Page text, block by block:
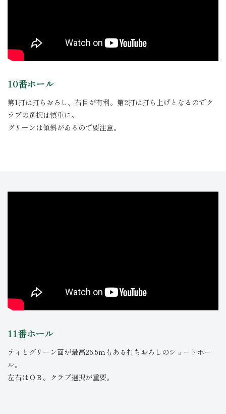
10番ホール
第1打は打ちおろし、右目が有利。第2打は打ち上げとなるのでク
ラブの選択は慎重に。
グリーンは傾斜があるので要注意。
11番ホール
ティとグリーン面が最高26.5ｍもある打ちおろしのショートホー
ル。
左右はＯＢ。クラブ選択が重要。